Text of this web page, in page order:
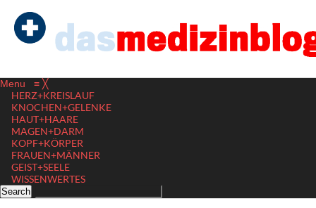
Menu ≡ ╳
HERZ+KREISLAUF
KNOCHEN+GELENKE
HAUT+HAARE
MAGEN+DARM
KOPF+KÖRPER
FRAUEN+MÄNNER
GEIST+SEELE
WISSENWERTES